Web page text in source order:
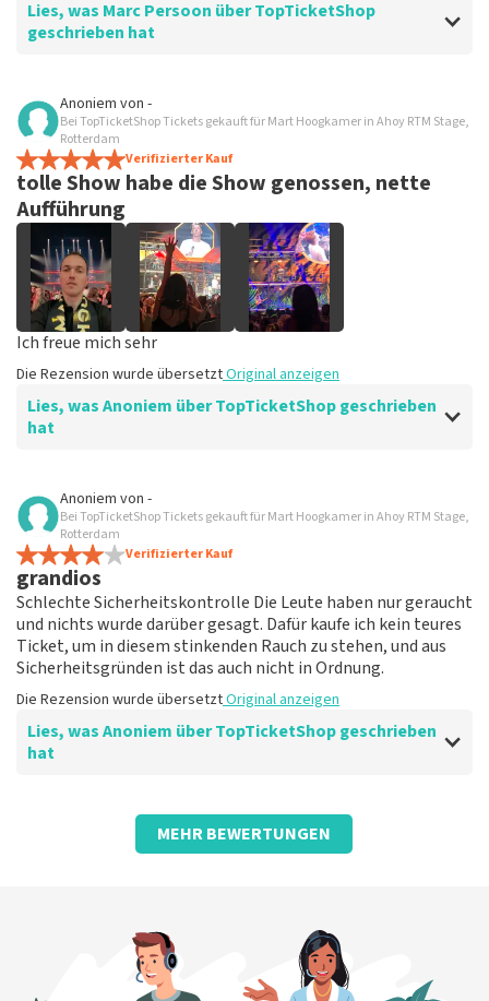
Lies, was Marc Persoon über TopTicketShop
geschrieben hat
Bewertung von Marc Persoon über
gut
Die Rezension wurde übersetzt
Anoniem von -
Bei TopTicketShop Tickets gekauft für Mart Hoogkamer in Ahoy RTM Stage,
Rotterdam
Verifizierter Kauf
tolle Show habe die Show genossen, nette
Aufführung
Ich freue mich sehr
Die Rezension wurde übersetztOriginal anzeigen
Lies, was Anoniem über TopTicketShop geschrieben
hat
Bewertung von Anoniem über
Ich freue mich sehr
Die Rezension wurde übersetzt
Anoniem von -
Bei TopTicketShop Tickets gekauft für Mart Hoogkamer in Ahoy RTM Stage,
Rotterdam
Verifizierter Kauf
grandios
Schlechte Sicherheitskontrolle Die Leute haben nur geraucht
und nichts wurde darüber gesagt. Dafür kaufe ich kein teures
Ticket, um in diesem stinkenden Rauch zu stehen, und aus
Sicherheitsgründen ist das auch nicht in Ordnung.
Die Rezension wurde übersetztOriginal anzeigen
Lies, was Anoniem über TopTicketShop geschrieben
hat
Bewertung von Anoniem überTopTicketShop
MEHR BEWERTUNGEN